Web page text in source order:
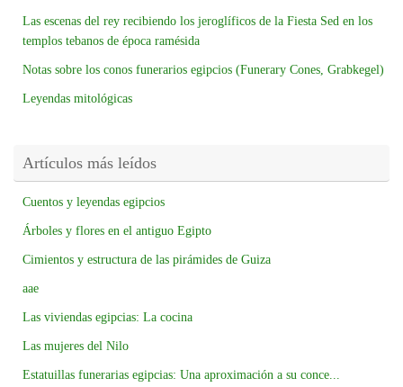
Las escenas del rey recibiendo los jeroglíficos de la Fiesta Sed en los
templos tebanos de época ramésida
Notas sobre los conos funerarios egipcios (Funerary Cones, Grabkegel)
Leyendas mitológicas
Artículos más leídos
Cuentos y leyendas egipcios
Árboles y flores en el antiguo Egipto
Cimientos y estructura de las pirámides de Guiza
aae
Las viviendas egipcias: La cocina
Las mujeres del Nilo
Estatuillas funerarias egipcias: Una aproximación a su conce...